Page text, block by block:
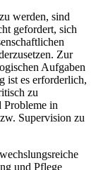
werden, sind
gefordert, sich
Zur
Aufgaben
ist es erforderlich,
zu
Probleme in
Supervision zu
und Pflege